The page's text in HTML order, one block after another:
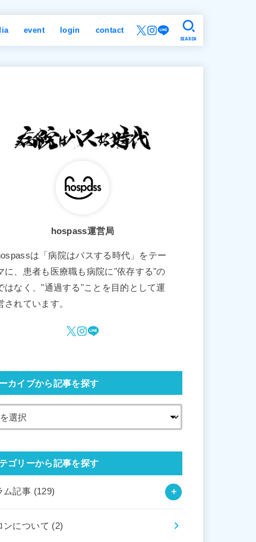
event login contact
SEARCH
hospass運営局
は「病院はパスする時代」をテー
に、患者も医療職も病院に"依存する"の
はなく、"通過する"ことを目的として運
されています。
カイブから記事を探す
ゴリーから記事を探す
ム記事 (129)
ンについて (2)